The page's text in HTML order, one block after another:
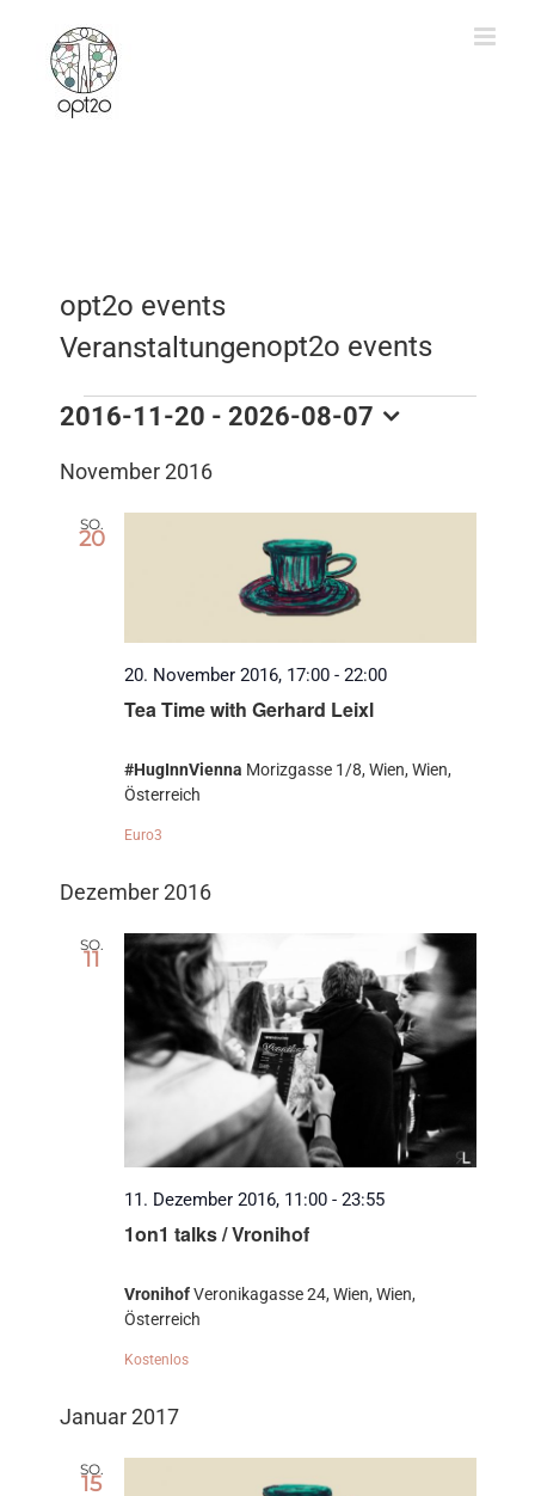
springen
opt2o events
Veranstaltungenopt2o events
Veranstaltungen
2016-11-20 - 2026-08-07
November 2016
SO.
20
Tea Time with Gerhard Leixl
20. November 2016, 17:00- 22:00
#HugInnVienna Morizgasse 1/8, Wien, Wien,
Österreich
Euro3
Dezember 2016
SO.
11
1on1 talks / Vronihof
11. Dezember 2016, 11:00- 23:55
VronihofVeronikagasse 24, Wien, Wien,
Österreich
Kostenlos
Januar 2017
SO.
15